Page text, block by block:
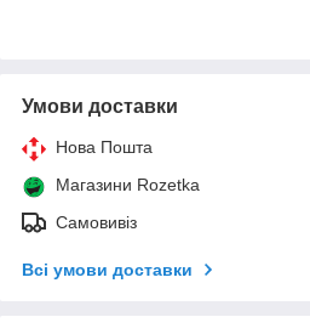
Умови доставки
Нова Пошта
Магазини Rozetka
Самовивіз
Всі умови доставки